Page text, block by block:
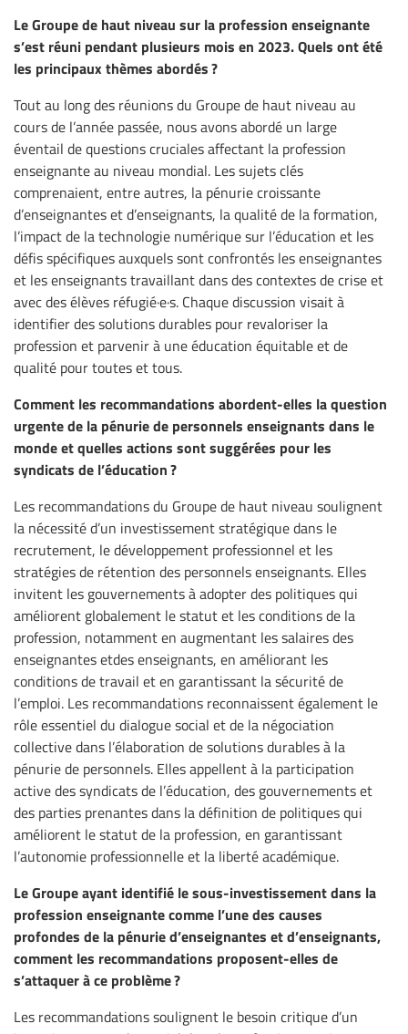
Le Groupe de haut niveau sur la profession enseignante
s’est réuni pendant plusieurs mois en 2023. Quels ont été
les principaux thèmes abordés ?
Tout au long des réunions du Groupe de haut niveau au
cours de l’année passée, nous avons abordé un large
éventail de questions cruciales affectant la profession
enseignante au niveau mondial. Les sujets clés
comprenaient, entre autres, la pénurie croissante
d’enseignantes et d’enseignants, la qualité de la formation,
l’impact de la technologie numérique sur l’éducation et les
défis spécifiques auxquels sont confrontés les enseignantes
et les enseignants travaillant dans des contextes de crise et
avec des élèves réfugié·e·s. Chaque discussion visait à
identifier des solutions durables pour revaloriser la
profession et parvenir à une éducation équitable et de
qualité pour toutes et tous.
Comment les recommandations abordent-elles la question
urgente de la pénurie de personnels enseignants dans le
monde et quelles actions sont suggérées pour les
syndicats de l’éducation ?
Les recommandations du Groupe de haut niveau soulignent
la nécessité d’un investissement stratégique dans le
recrutement, le développement professionnel et les
stratégies de rétention des personnels enseignants. Elles
invitent les gouvernements à adopter des politiques qui
améliorent globalement le statut et les conditions de la
profession, notamment en augmentant les salaires des
enseignantes etdes enseignants, en améliorant les
conditions de travail et en garantissant la sécurité de
l’emploi. Les recommandations reconnaissent également le
rôle essentiel du dialogue social et de la négociation
collective dans l’élaboration de solutions durables à la
pénurie de personnels. Elles appellent à la participation
active des syndicats de l’éducation, des gouvernements et
des parties prenantes dans la définition de politiques qui
améliorent le statut de la profession, en garantissant
l’autonomie professionnelle et la liberté académique.
Le Groupe ayant identifié le sous-investissement dans la
profession enseignante comme l’une des causes
profondes de la pénurie d’enseignantes et d’enseignants,
comment les recommandations proposent-elles de
s’attaquer à ce problème ?
Les recommandations soulignent le besoin critique d’un